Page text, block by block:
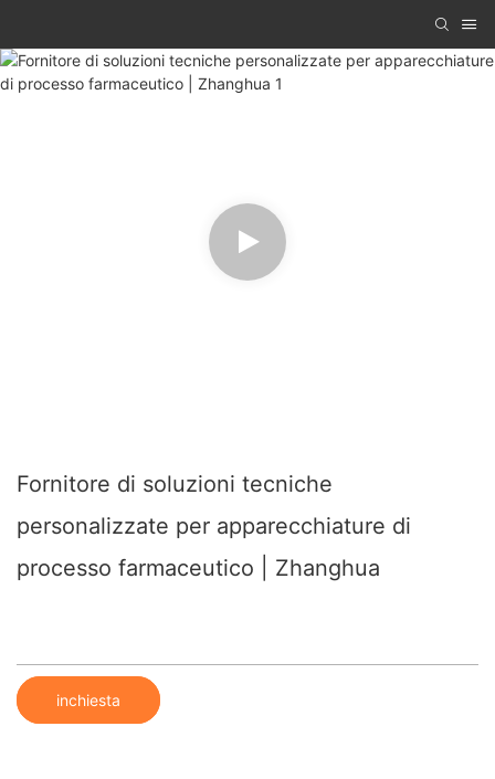
Fornitore di soluzioni tecniche
personalizzate per apparecchiature di
processo farmaceutico | Zhanghua
inchiesta